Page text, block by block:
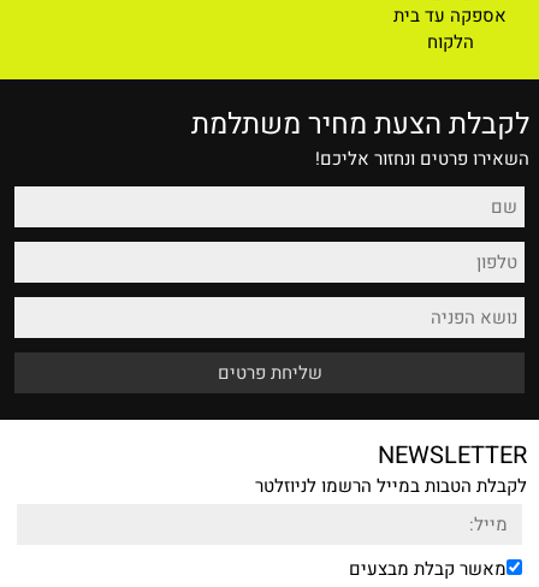
אספקה עד בית
הלקוח
לקבלת הצעת מחיר משתלמת
השאירו פרטים ונחזור אליכם!
NEWSLETTER
לקבלת הטבות במייל הרשמו לניוזלטר
מאשר קבלת מבצעים